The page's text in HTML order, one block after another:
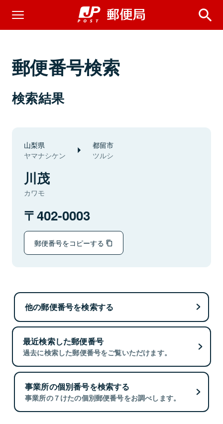
郵便番号検索
検索結果
山梨県
ヤマナシケン
都留市
ツルシ
川茂
カワモ
402-0003
郵便番号をコピーする
他の郵便番号を検索する
最近検索した郵便番号
過去に検索した郵便番号をご覧いただけます。
事業所の個別番号を検索する
事業所の７けたの個別郵便番号をお調べします。